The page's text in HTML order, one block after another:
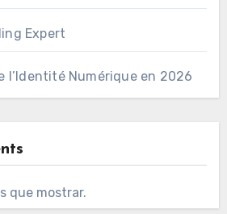
Expert
l’Identité Numérique en 2026
que mostrar.